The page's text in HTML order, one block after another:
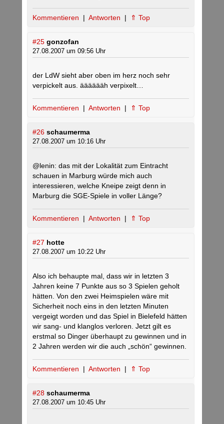
Kommentieren | Antworten | ⇑ Top
#25 gonzofan
27.08.2007 um 09:56 Uhr
der LdW sieht aber oben im herz noch sehr
verpickelt aus. ääääääh verpixelt…
Kommentieren | Antworten | ⇑ Top
#26 schaumerma
27.08.2007 um 10:16 Uhr
@lenin: das mit der Lokalität zum Eintracht
schauen in Marburg würde mich auch
interessieren, welche Kneipe zeigt denn in
Marburg die SGE-Spiele in voller Länge?
Kommentieren | Antworten | ⇑ Top
#27 hotte
27.08.2007 um 10:22 Uhr
Also ich behaupte mal, dass wir in letzten 3
Jahren keine 7 Punkte aus so 3 Spielen geholt
hätten. Von den zwei Heimspielen wäre mit
Sicherheit noch eins in den letzten Minuten
vergeigt worden und das Spiel in Bielefeld hätten
wir sang- und klanglos verloren. Jetzt gilt es
erstmal so Dinger überhaupt zu gewinnen und in
2 Jahren werden wir die auch „schön“ gewinnen.
Kommentieren | Antworten | ⇑ Top
#28 schaumerma
27.08.2007 um 10:45 Uhr